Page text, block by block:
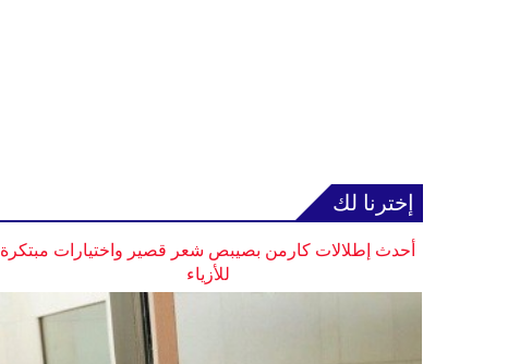
إخترنا لك
أحدث إطلالات كارمن بصيبص شعر قصير واختيارات مبتكرة
للأزياء